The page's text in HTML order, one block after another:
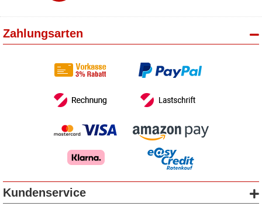
Zahlungsarten
Kundenservice